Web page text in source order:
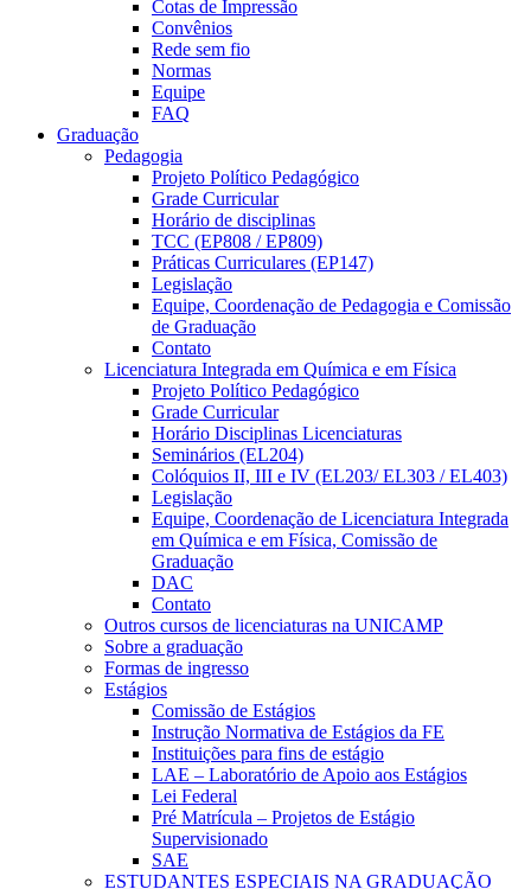
Cotas de Impressão
Convênios
Rede sem fio
Normas
Equipe
FAQ
Graduação
Pedagogia
Projeto Político Pedagógico
Grade Curricular
Horário de disciplinas
TCC (EP808 / EP809)
Práticas Curriculares (EP147)
Legislação
Equipe, Coordenação de Pedagogia e Comissão
de Graduação
Contato
Licenciatura Integrada em Química e em Física
Projeto Político Pedagógico
Grade Curricular
Horário Disciplinas Licenciaturas
Seminários (EL204)
Colóquios II, III e IV (EL203/ EL303 / EL403)
Legislação
Equipe, Coordenação de Licenciatura Integrada
em Química e em Física, Comissão de
Graduação
DAC
Contato
Outros cursos de licenciaturas na UNICAMP
Sobre a graduação
Formas de ingresso
Estágios
Comissão de Estágios
Instrução Normativa de Estágios da FE
Instituições para fins de estágio
LAE – Laboratório de Apoio aos Estágios
Lei Federal
Pré Matrícula – Projetos de Estágio
Supervisionado
SAE
ESTUDANTES ESPECIAIS NA GRADUAÇÃO